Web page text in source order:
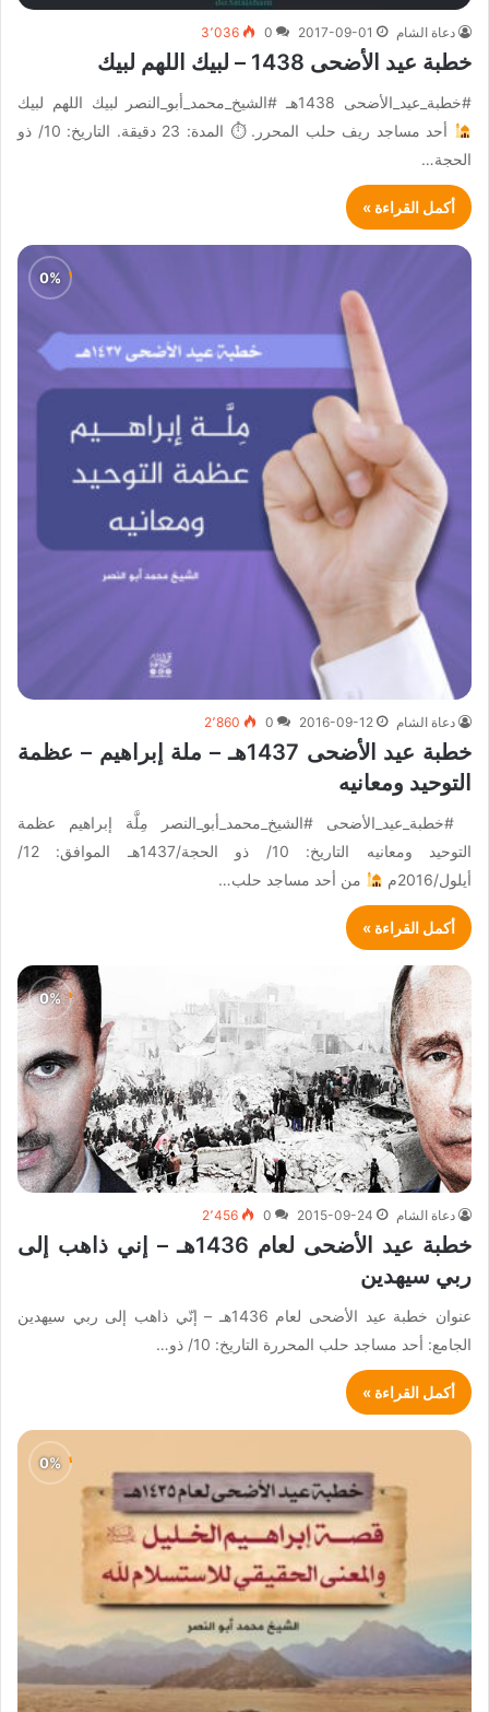
دعاة الشام 2017-09-01
0 3٬036
خطبة عيد الأضحى 1438 – لبيك اللهم لبيك
#خطبة_عيد_الأضحى 1438هـ #الشيخ_محمد_أبو_النصر لبيك اللهم لبيك
أحد مساجد ريف حلب المحرر. ⏱ المدة: 23 دقيقة. التاريخ: 10/ ذو
الحجة…
أكمل القراءة »
دعاة الشام 2016-09-12
0 2٬860
خطبة عيد الأضحى 1437هـ – ملة إبراهيم – عظمة
التوحيد ومعانيه
#خطبة_عيد_الأضحى #الشيخ_محمد_أبو_النصر مِلَّة إبراهيم عظمة
التوحيد ومعانيه التاريخ: 10/ ذو الحجة/1437هـ الموافق: 12/
أيلول/2016م
من أحد مساجد حلب…
أكمل القراءة »
دعاة الشام 2015-09-24
0 2٬456
خطبة عيد الأضحى لعام 1436هـ – إني ذاهب إلى
ربي سيهدين
عنوان خطبة عيد الأضحى لعام 1436هـ – إنّي ذاهب إلى ربي سيهدين
الجامع: أحد مساجد حلب المحررة التاريخ: 10/ ذو…
أكمل القراءة »